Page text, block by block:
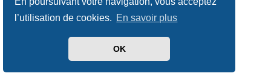
l’utilisation de cookies. En savoir plus
OK